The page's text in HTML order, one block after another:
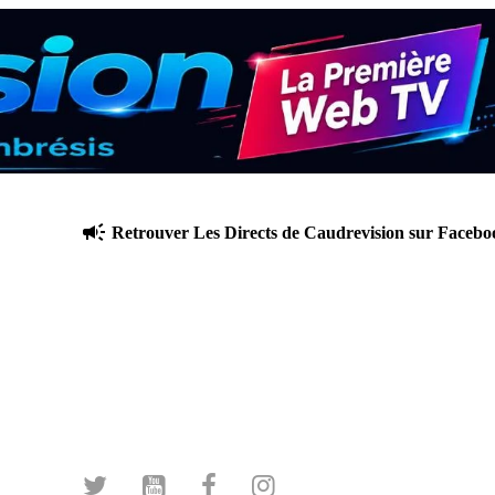
Retrouver Les Directs de Caudrevision sur